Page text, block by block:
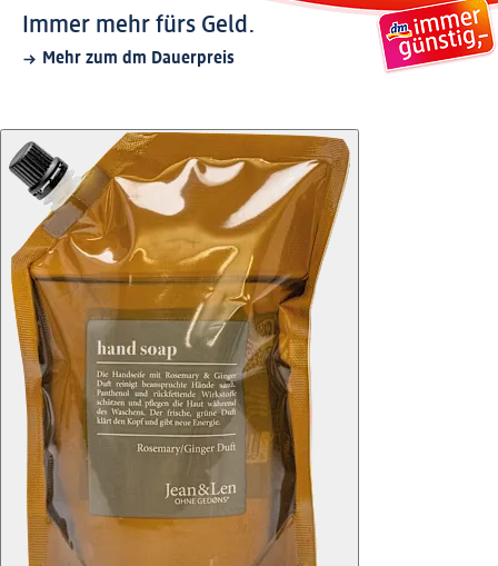
Immer mehr fürs Geld.
Mehr zum dm Dauerpreis